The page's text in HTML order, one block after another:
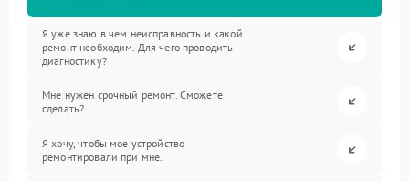
Я уже знаю в чем неисправность и какой
ремонт необходим. Для чего проводить
диагностику?
Мне нужен срочный ремонт. Сможете
сделать?
Я хочу, чтобы мое устройство
ремонтировали при мне.